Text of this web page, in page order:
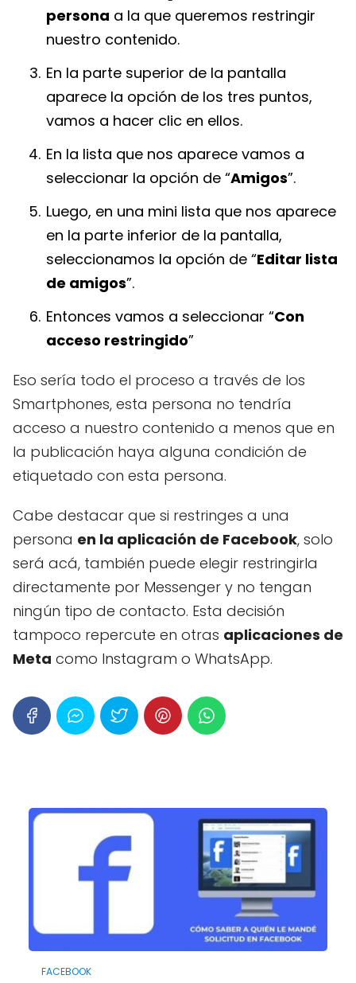
persona a la que queremos restringir
nuestro contenido.
En la parte superior de la pantalla
aparece la opción de los tres puntos,
vamos a hacer clic en ellos.
En la lista que nos aparece vamos a
seleccionar la opción de “Amigos”.
Luego, en una mini lista que nos aparece
en la parte inferior de la pantalla,
seleccionamos la opción de “Editar lista
de amigos”.
Entonces vamos a seleccionar “Con
acceso restringido”
Eso sería todo el proceso a través de los
Smartphones, esta persona no tendría
acceso a nuestro contenido a menos que en
la publicación haya alguna condición de
etiquetado con esta persona.
Cabe destacar que si restringes a una
persona en la aplicación de Facebook, solo
será acá, también puede elegir restringirla
directamente por Messenger y no tengan
ningún tipo de contacto. Esta decisión
tampoco repercute en otras aplicaciones de
Meta como Instagram o WhatsApp.
FACEBOOK